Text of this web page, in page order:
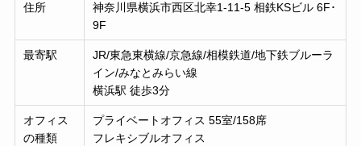
住所
神奈川県横浜市西区北幸1-11-5 相鉄KSビル 6F･
9F
最寄駅
JR/東急東横線/京急線/相模鉄道/地下鉄ブルーラ
イン/みなとみらい線
横浜駅 徒歩3分
オフィス
の種類
プライベートオフィス 55室/158席
フレキシブルオフィス